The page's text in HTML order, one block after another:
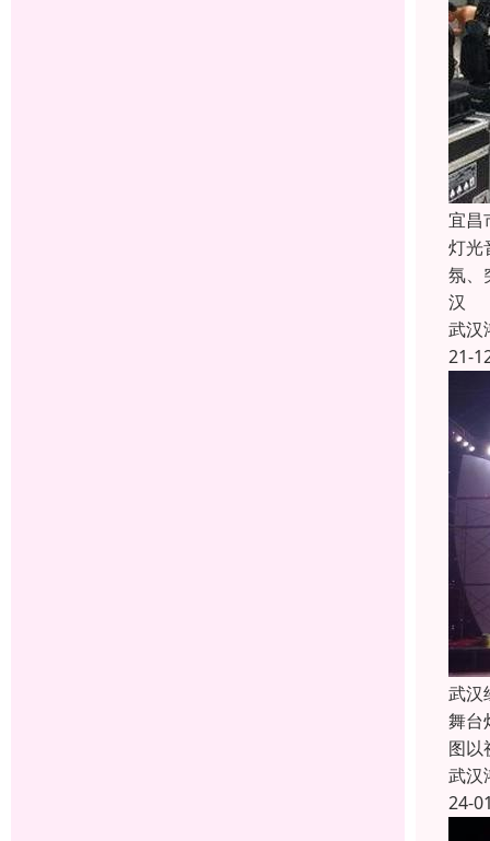
宜昌
灯光
氛、
汉
武汉
21-
武汉
舞台
图以
武汉
24-